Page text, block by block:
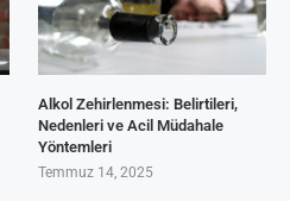
Alkol Zehirlenmesi: Belirtileri,
Nedenleri ve Acil Müdahale
Yöntemleri
Temmuz 14, 2025